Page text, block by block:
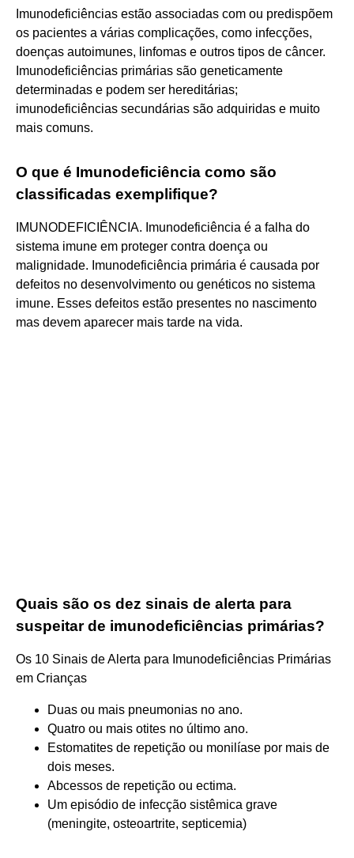
Imunodeficiências estão associadas com ou predispõem
os pacientes a várias complicações, como infecções,
doenças autoimunes, linfomas e outros tipos de câncer.
Imunodeficiências primárias são geneticamente
determinadas e podem ser hereditárias;
imunodeficiências secundárias são adquiridas e muito
mais comuns.
O que é Imunodeficiência como são
classificadas exemplifique?
IMUNODEFICIÊNCIA. Imunodeficiência é a falha do
sistema imune em proteger contra doença ou
malignidade. Imunodeficiência primária é causada por
defeitos no desenvolvimento ou genéticos no sistema
imune. Esses defeitos estão presentes no nascimento
mas devem aparecer mais tarde na vida.
Quais são os dez sinais de alerta para
suspeitar de imunodeficiências primárias?
Os 10 Sinais de Alerta para Imunodeficiências Primárias
em Crianças
Duas ou mais pneumonias no ano.
Quatro ou mais otites no último ano.
Estomatites de repetição ou monilíase por mais de
dois meses.
Abcessos de repetição ou ectima.
Um episódio de infecção sistêmica grave
(meningite, osteoartrite, septicemia)